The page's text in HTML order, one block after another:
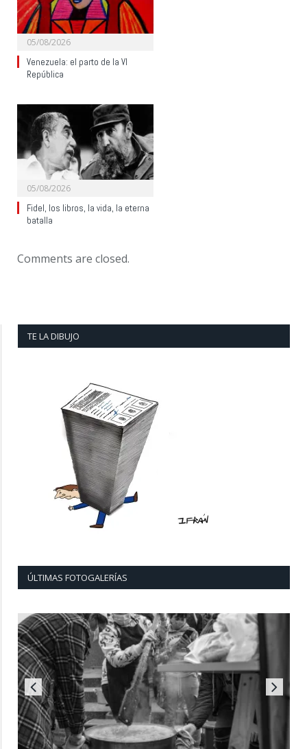
05/08/2026
Venezuela: el parto de la VI
República
05/08/2026
Fidel, los libros, la vida, la eterna
batalla
Comments are closed.
TE LA DIBUJO
ÚLTIMAS FOTOGALERÍAS